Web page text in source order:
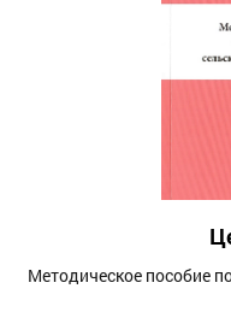
Методическое пособие